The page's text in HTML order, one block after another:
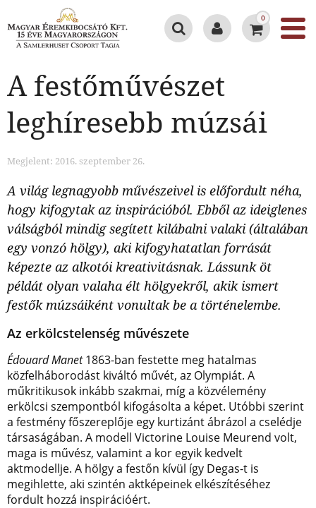
0
A festőművészet
leghíresebb múzsái
Megjelent: 2016. szeptember 26.
A világ legnagyobb művészeivel is előfordult néha,
hogy kifogytak az inspirációból. Ebből az ideiglenes
válságból mindig segített kilábalni valaki (általában
egy vonzó hölgy), aki kifogyhatatlan forrását
képezte az alkotói kreativitásnak. Lássunk öt
példát olyan valaha élt hölgyekről, akik ismert
festők múzsáiként vonultak be a történelembe.
Az erkölcstelenség művészete
Édouard Manet1863-ban festette meg hatalmas
közfelháborodást kiváltó művét, az Olympiát. A
műkritikusok inkább szakmai, míg a közvélemény
erkölcsi szempontból kifogásolta a képet. Utóbbi szerint
a festmény főszereplője egy kurtizánt ábrázol a cselédje
társaságában. A modell Victorine Louise Meurend volt,
maga is művész, valamint a kor egyik kedvelt
aktmodellje. A hölgy a festőn kívül így Degas-t is
megihlette, aki szintén aktképeinek elkészítéséhez
fordult hozzá inspirációért.